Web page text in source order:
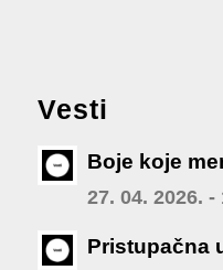
Vesti
Boje koje
27. 04. 2026. -
Pristupačna